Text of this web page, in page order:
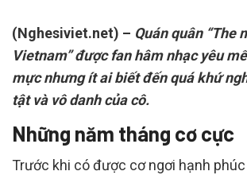
(Nghesiviet.net) – Quán quân “The
Vietnam” được fan hâm nhạc yêu
mực nhưng ít ai biết đến quá khứ
tật và vô danh của cô.
Những năm tháng cơ cực
Trước khi có được cơ ngơi hạnh